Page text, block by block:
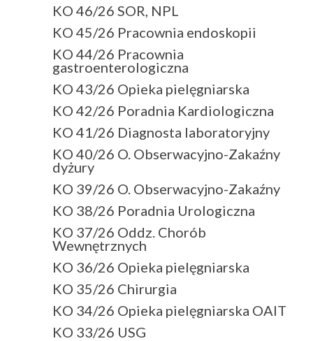
KO 46/26 SOR, NPL
KO 45/26 Pracownia endoskopii
KO 44/26 Pracownia
gastroenterologiczna
KO 43/26 Opieka pielęgniarska
KO 42/26 Poradnia Kardiologiczna
KO 41/26 Diagnosta laboratoryjny
KO 40/26 O. Obserwacyjno-Zakaźny
dyżury
KO 39/26 O. Obserwacyjno-Zakaźny
KO 38/26 Poradnia Urologiczna
KO 37/26 Oddz. Chorób
Wewnętrznych
KO 36/26 Opieka pielęgniarska
KO 35/26 Chirurgia
KO 34/26 Opieka pielęgniarska OAIT
KO 33/26 USG